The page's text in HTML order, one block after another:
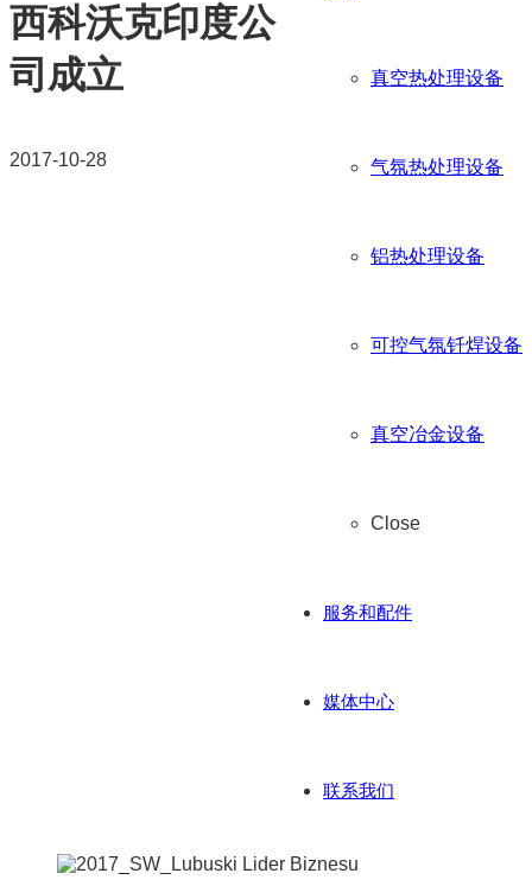
真空热处理设备
气氛热处理设备
铝热处理设备
可控气氛钎焊设备
真空冶金设备
Close
服务和配件
媒体中心
联系我们
西科沃克印度公
司成立
2017-10-28